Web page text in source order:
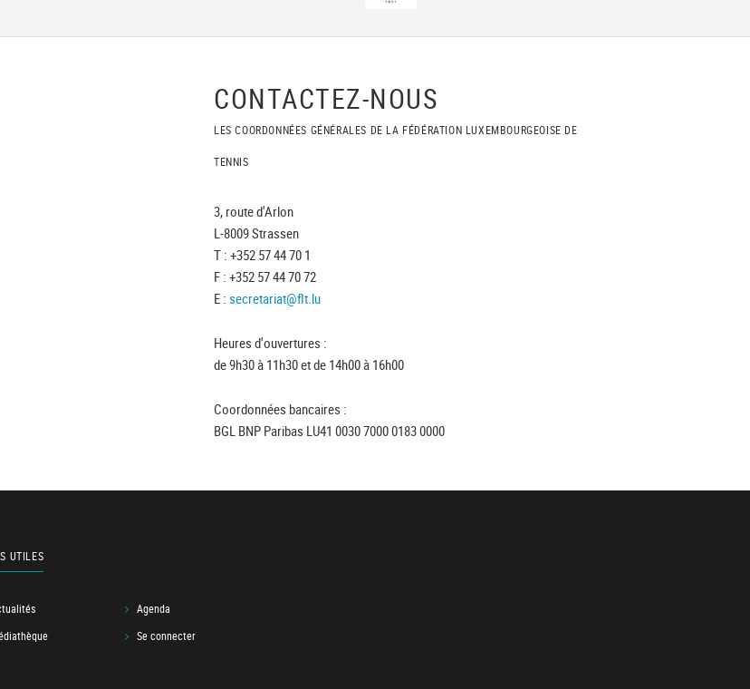
CONTACTEZ-NOUS
LES COORDONNÉES GÉNÉRALES DE LA FÉDÉRATION LUXEMBOURGEOISE DE
TENNIS
3, route d'Arlon
L-8009 Strassen
T : +352 57 44 70 1
F : +352 57 44 70 72
E : secretariat@flt.lu
Heures d'ouvertures :
de 9h30 à 11h30 et de 14h00 à 16h00
Coordonnées bancaires :
BGL BNP Paribas LU41 0030 7000 0183 0000
UTILES
Agenda
Se connecter